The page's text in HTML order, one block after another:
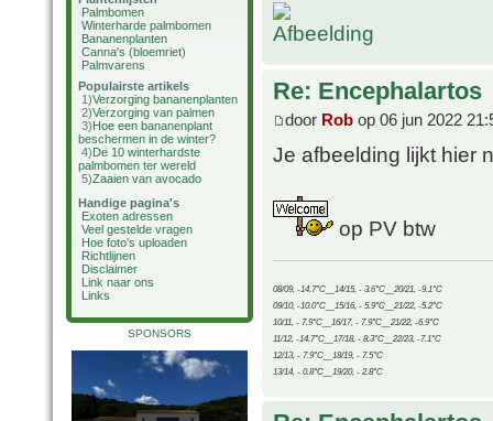
Palmbomen
Winterharde palmbomen
Bananenplanten
Canna's (bloemriet)
Palmvarens
Populairste artikels
1)Verzorging bananenplanten
2)Verzorging van palmen
3)Hoe een bananenplant
beschermen in de winter?
4)De 10 winterhardste
palmbomen ter wereld
5)Zaaien van avocado
Handige pagina's
Exoten adressen
Veel gestelde vragen
Hoe foto's uploaden
Richtlijnen
Disclaimer
Link naar ons
Links
SPONSORS
Re: Encephalartos
door Rob op 06 jun 2022
Je afbeelding lijkt hier
op PV btw
08/09, -14.7°C__14/15, - 3.6°C__20/21, -9.1°C
09/10, -10.0°C__15/16, - 5.9°C__21/22, -5.2°C
10/11, - 7.9°C__16/17, - 7.9°C__21/22, -6.9°C
11/12, -14.7°C__17/18, - 8.3°C__22/23, -7.1°C
12/13, - 7.9°C__18/19, - 7.5°C
13/14, - 0.8°C__19/20, - 2.8°C